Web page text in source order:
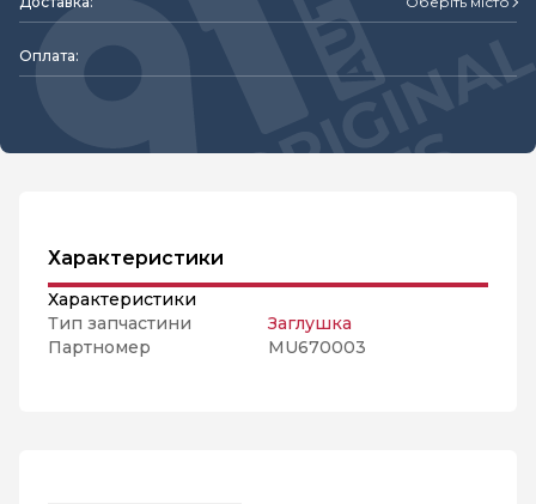
Оплата:
Характеристики
Характеристики
Тип запчастини
Заглушка
Партномер
MU670003